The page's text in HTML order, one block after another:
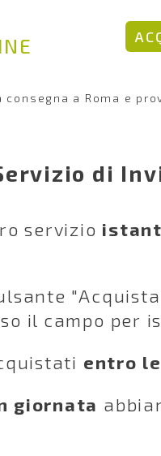
a Roma e
di
servizio
il campo per
entro
giornata